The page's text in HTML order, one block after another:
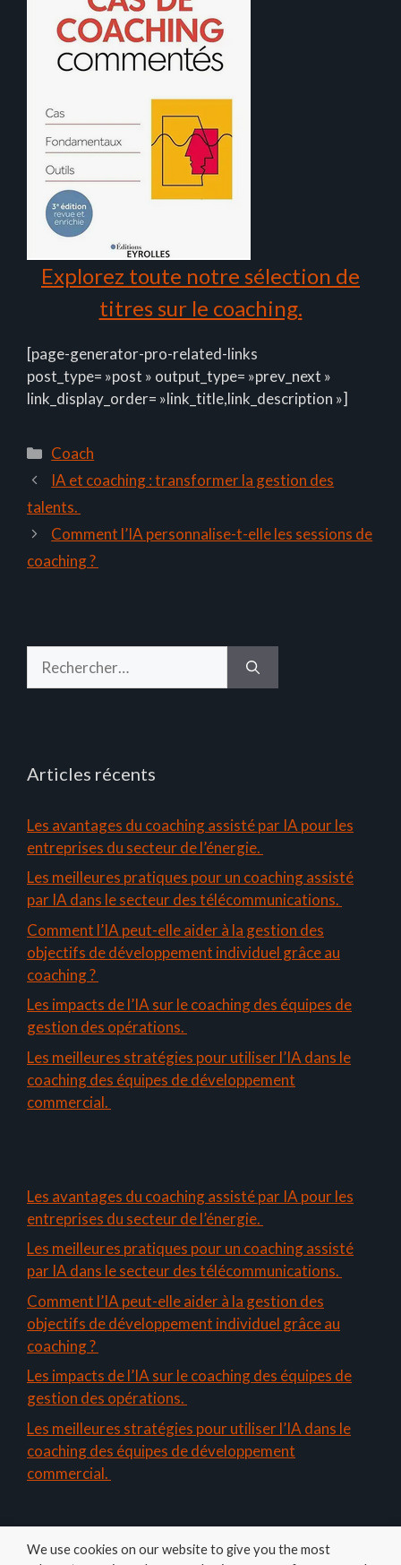
Explorez toute notre sélection de
titres sur le coaching.
[page-generator-pro-related-links
post_type= »post » output_type= »prev_next »
link_display_order= »link_title,link_description »]
Catégories
Coach
IA et coaching : transformer la gestion des
talents.
Comment l’IA personnalise-t-elle les sessions de
coaching ?
Articles récents
Les avantages du coaching assisté par IA pour les
entreprises du secteur de l’énergie.
Les meilleures pratiques pour un coaching assisté
par IA dans le secteur des télécommunications.
Comment l’IA peut-elle aider à la gestion des
objectifs de développement individuel grâce au
coaching ?
Les impacts de l’IA sur le coaching des équipes de
gestion des opérations.
Les meilleures stratégies pour utiliser l’IA dans le
coaching des équipes de développement
commercial.
Les avantages du coaching assisté par IA pour les
entreprises du secteur de l’énergie.
Les meilleures pratiques pour un coaching assisté
par IA dans le secteur des télécommunications.
Comment l’IA peut-elle aider à la gestion des
objectifs de développement individuel grâce au
coaching ?
Les impacts de l’IA sur le coaching des équipes de
gestion des opérations.
Les meilleures stratégies pour utiliser l’IA dans le
coaching des équipes de développement
commercial.
We use cookies on our website to give you the most